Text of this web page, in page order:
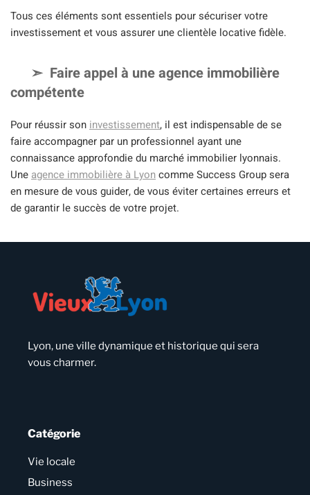
Tous ces éléments sont essentiels pour sécuriser votre
investissement et vous assurer une clientèle locative fidèle.
Faire appel à une agence immobilière
compétente
Pour réussir son investissement, il est indispensable de se
faire accompagner par un professionnel ayant une
connaissance approfondie du marché immobilier lyonnais.
Une agence immobilière à Lyoncomme Success Group sera
en mesure de vous guider, de vous éviter certaines erreurs et
de garantir le succès de votre projet.
Lyon, une ville dynamique et historique qui sera
vous charmer.
Catégorie
Vie locale
Business